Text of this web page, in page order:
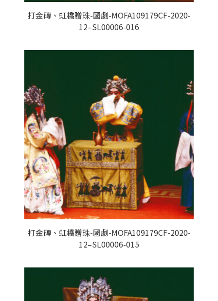
打金磚、虹橋贈珠-國劇-MOFA109179CF-2020-
12–SL00006-016
打金磚、虹橋贈珠-國劇-MOFA109179CF-2020-
12–SL00006-015